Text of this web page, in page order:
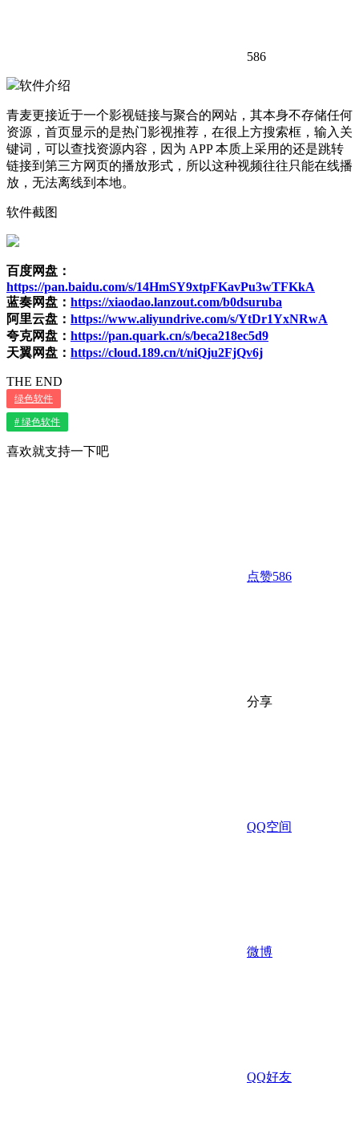
586
软件介绍
青麦更接近于一个影视链接与聚合的网站，其本身不存储任何
资源，首页显示的是热门影视推荐，在很上方搜索框，输入关
键词，可以查找资源内容，因为 APP 本质上采用的还是跳转
链接到第三方网页的播放形式，所以这种视频往往只能在线播
放，无法离线到本地。
软件截图
百度网盘：
https://pan.baidu.com/s/14HmSY9xtpFKavPu3wTFKkA
蓝奏网盘： https://xiaodao.lanzout.com/b0dsuruba
阿里云盘： https://www.aliyundrive.com/s/YtDr1YxNRwA
夸克网盘： https://pan.quark.cn/s/beca218ec5d9
天翼网盘： https://cloud.189.cn/t/niQju2FjQv6j
THE END
绿色软件
# 绿色软件
喜欢就支持一下吧
点赞586
分享
QQ空间
微博
QQ好友